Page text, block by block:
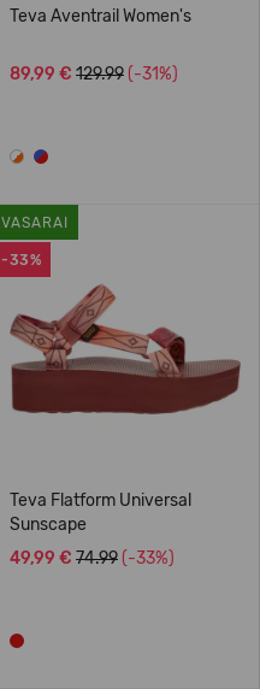
Teva Aventrail Women's
89,99 € 129.99 (-31%)
-33%
VASARAI
Teva Flatform Universal
Sunscape
49,99 € 74.99 (-33%)